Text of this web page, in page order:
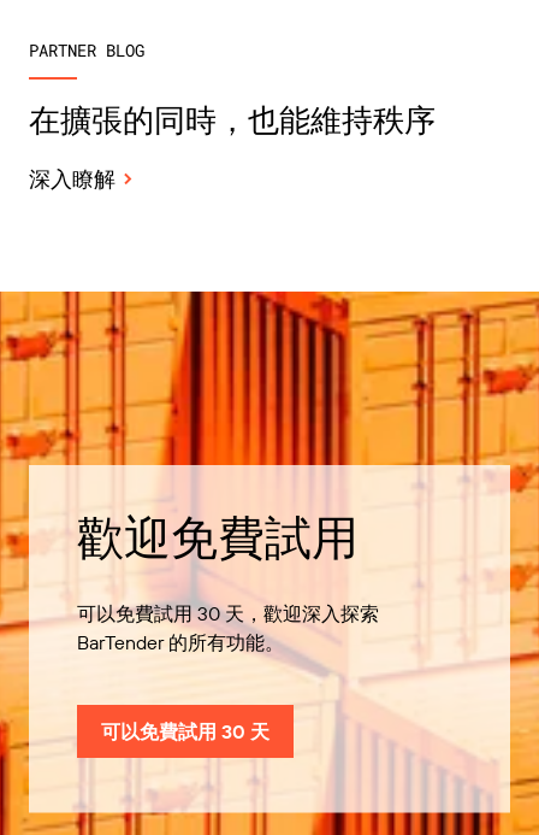
PARTNER BLOG
在擴張的同時，也能維持秩序
深入瞭解
歡迎免費試用
可以免費試用 30 天，歡迎深入探索
BarTender 的所有功能。
可以免費試用 30 天